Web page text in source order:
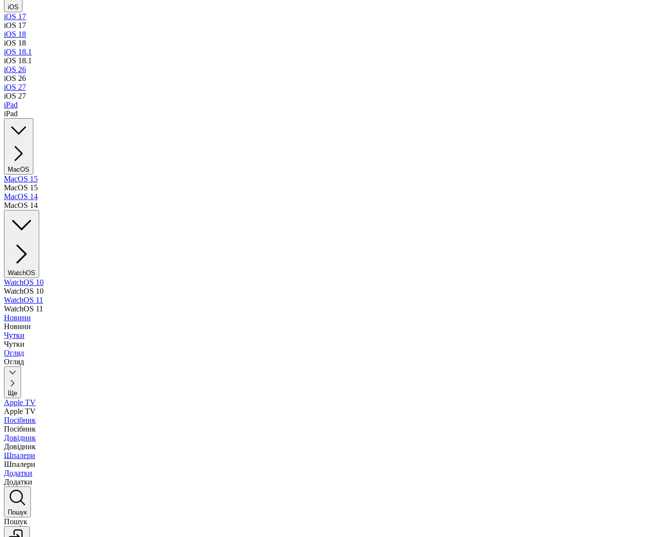
iOS
iOS 17
iOS 17
iOS 18
iOS 18
iOS 18.1
iOS 18.1
iOS 26
iOS 26
iOS 27
iOS 27
iPad
iPad
MacOS
MacOS 15
MacOS 15
MacOS 14
MacOS 14
WatchOS
WatchOS 10
WatchOS 10
WatchOS 11
WatchOS 11
Новини
Новини
Чутки
Чутки
Огляд
Огляд
Ще
Apple TV
Apple TV
Посібник
Посібник
Довідник
Довідник
Шпалери
Шпалери
Додатки
Додатки
Пошук
Пошук